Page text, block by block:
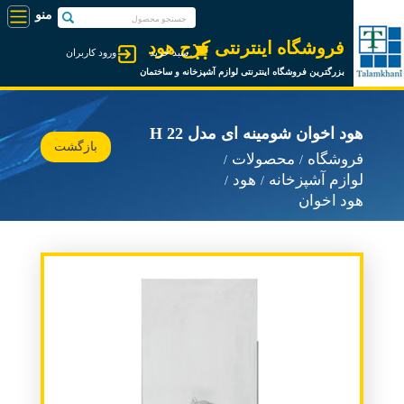
فروشگاه اینترنتی کرج هود
بزرگترین فروشگاه اینترنتی لوازم آشپزخانه و ساختمان
ورود کاربران سبد خرید
هود اخوان شومینه ای مدل H 22
فروشگاه
محصولات
لوازم آشپزخانه
هود
هود اخوان
بازگشت